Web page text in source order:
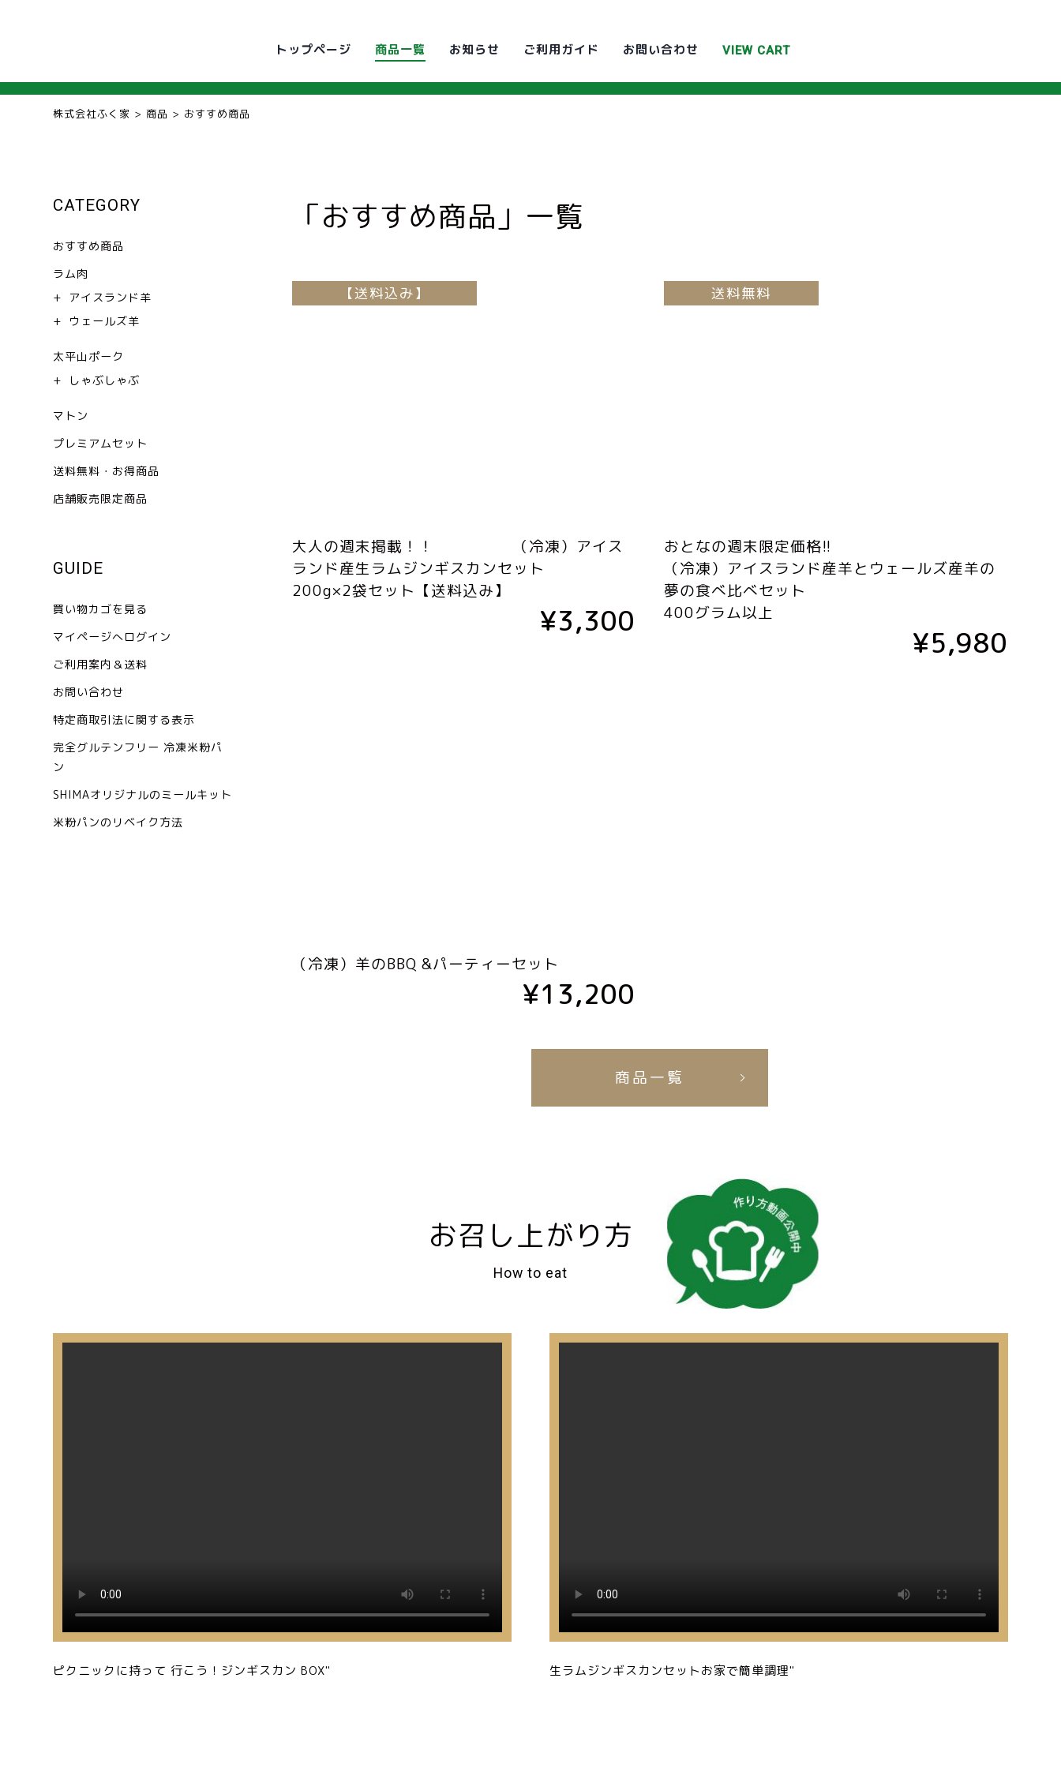
トップページ 商品一覧 お知らせ ご利用ガイド お問い合わせ VIEW CART
株式会社ふく家 > 商品 > おすすめ商品
「おすすめ商品」一覧
【送料込み】
大人の週末掲載！！ （冷凍）アイス
ランド産生ラムジンギスカンセット
200g×️2袋セット【送料込み】
¥3,300
送料無料
おとなの週末限定価格!!
（冷凍）アイスランド産羊とウェールズ産羊の
夢の食べ比べセット
400グラム以上
¥5,980
（冷凍）羊のBBQ &パーティーセット
¥13,200
商品一覧
CATEGORY
おすすめ商品
ラム肉
アイスランド羊
ウェールズ羊
太平山ポーク
しゃぶしゃぶ
マトン
プレミアムセット
送料無料・お得商品
店舗販売限定商品
GUIDE
買い物カゴを見る
マイページへログイン
ご利用案内＆送料
お問い合わせ
特定商取引法に関する表示
完全グルテンフリー 冷凍米粉パ
ン
SHIMAオリジナルのミールキット
米粉パンのリベイク方法
お召し上がり方
How to eat
ピクニックに持って 行こう！ジンギスカン BOX" 生ラムジンギスカンセットお家で簡単調理"